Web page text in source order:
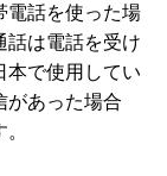
電話を使った場
話は電話を受け
本で使用してい
があった場合